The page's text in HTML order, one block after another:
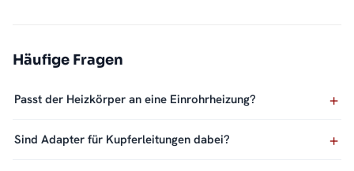
Häufige Fragen
Passt der Heizkörper an eine Einrohrheizung?
Sind Adapter für Kupferleitungen dabei?